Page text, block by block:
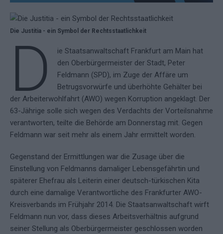
Die Justitia - ein Symbol der Rechtsstaatlichkeit
D
ie Staatsanwaltschaft Frankfurt am Main hat
den Oberbürgermeister der Stadt, Peter
Feldmann (SPD), im Zuge der Affäre um
Betrugsvorwürfe und überhöhte Gehälter bei
der Arbeiterwohlfahrt (AWO) wegen Korruption angeklagt. Der
63-Jährige solle sich wegen des Verdachts der Vorteilsnahme
verantworten, teilte die Behörde am Donnerstag mit. Gegen
Feldmann war seit mehr als einem Jahr ermittelt worden.
Gegenstand der Ermittlungen war die Zusage über die
Einstellung von Feldmanns damaliger Lebensgefährtin und
späterer Ehefrau als Leiterin einer deutsch-türkischen Kita
durch eine damalige Verantwortliche des Frankfurter AWO-
Kreisverbands im Frühjahr 2014. Die Staatsanwaltschaft wirft
Feldmann nun vor, dass dieses Arbeitsverhältnis aufgrund
seiner Stellung als Oberbürgermeister geschlossen worden